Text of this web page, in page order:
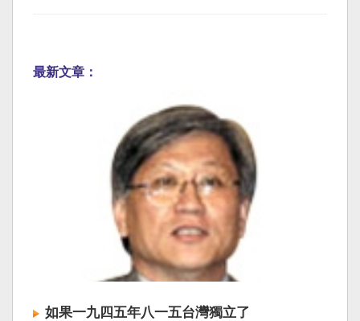
最新文章：
如果一九四五年八一五台灣獨立了